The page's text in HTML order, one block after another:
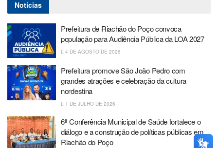
Notícias
Prefeitura de Riachão do Poço convoca
população para Audiência Pública da LOA 2027
4 DE AGOSTO DE 2026
Prefeitura promove São João Pedro com
grandes atrações e celebração da cultura
nordestina
1 DE JULHO DE 2026
6ª Conferência Municipal de Saúde fortalece o
diálogo e a construção de políticas públicas em
Riachão do Poço